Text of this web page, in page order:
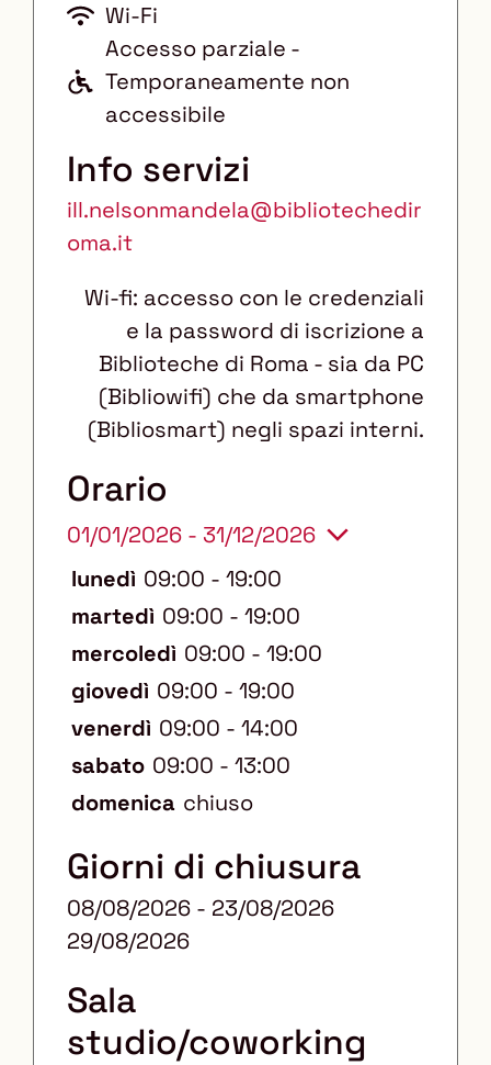
Wi-Fi
A
c
c
s
s
o
i
a
b
i
i
:
Accesso parziale -
Temporaneamente non
accessibile
Info servizi
ill.nelsonmandela@bibliotechedir
oma.it
Wi-fi: accesso con le credenziali
e la password di iscrizione a
Biblioteche di Roma - sia da PC
(Bibliowifi) che da smartphone
(Bibliosmart) negli spazi interni.
Orario
01/01/2026 - 31/12/2026
lunedì 09:00 - 19:00
martedì 09:00 - 19:00
mercoledì 09:00 - 19:00
giovedì 09:00 - 19:00
venerdì 09:00 - 14:00
sabato 09:00 - 13:00
domenica chiuso
Giorni di chiusura
08/08/2026 - 23/08/2026
29/08/2026
Sala
studio/coworking